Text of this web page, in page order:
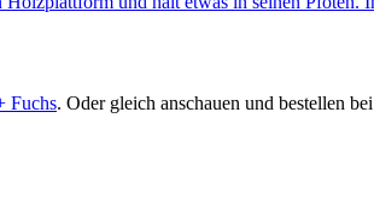
Fuchs. Oder gleich anschauen und bestellen bei